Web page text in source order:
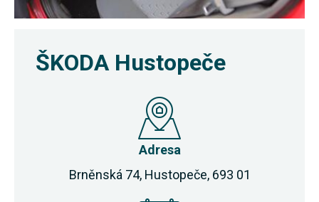
ŠKODA Hustopeče
Adresa
Brněnská 74, Hustopeče, 693 01